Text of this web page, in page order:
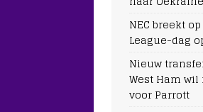
NEC breekt
League-dag
Nieuw
West Ham
voor Parrott